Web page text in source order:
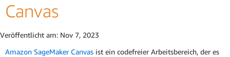
Canvas
Veröffentlicht am: Nov 7, 2023
Amazon SageMaker Canvas ist ein codefreier Arbeitsbereich, der es